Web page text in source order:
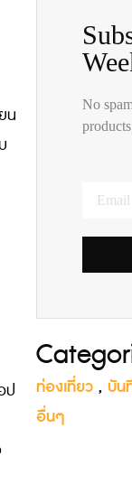
น
ป
No
ท่องเที่ยว ,บัน
อื่นๆ